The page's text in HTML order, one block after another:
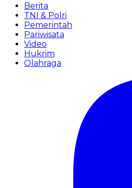
Berita
TNI & Polri
Pemerintah
Pariwisata
Video
Hukrim
Olahraga